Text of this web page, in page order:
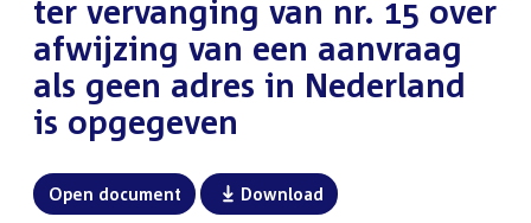
ter vervanging van nr. 15 over
afwijzing van een aanvraag
als geen adres in Nederland
is opgegeven
Open document Download